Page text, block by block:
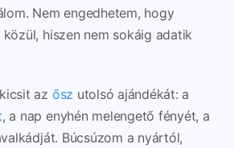
Nem engedhetem, hogy
hiszen nem sokáig adatik
az ősz utolsó ajándékát: a
, a nap enyhén melengető fényét, a
Búcsúzom a nyártól,